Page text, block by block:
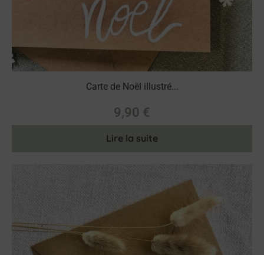
Carte de Noël illustré...
9,90 €
Lire la suite